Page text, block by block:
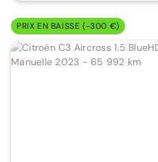
PRIX EN BAISSE (-300 €)